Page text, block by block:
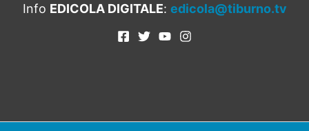
Info EDICOLA DIGITALE: edicola@tiburno.tv